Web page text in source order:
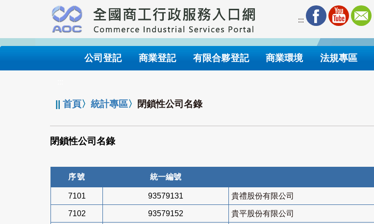
要
內
:::
公司登記 商業登記 有限合夥登記 商業環境 法規專區
||首頁〉統計專區〉 閉鎖性公司名錄
閉鎖性公司名錄
序號 統一編號
7101 93579131 貴禮股份有限公司
7102 93579152 貴平股份有限公司